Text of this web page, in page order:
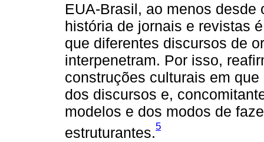
EUA-Brasil, ao menos desde
história de jornais e revistas
que diferentes discursos de
interpenetram. Por isso,
construções culturais em
dos discursos e,
modelos e dos modos de
estruturantes.5